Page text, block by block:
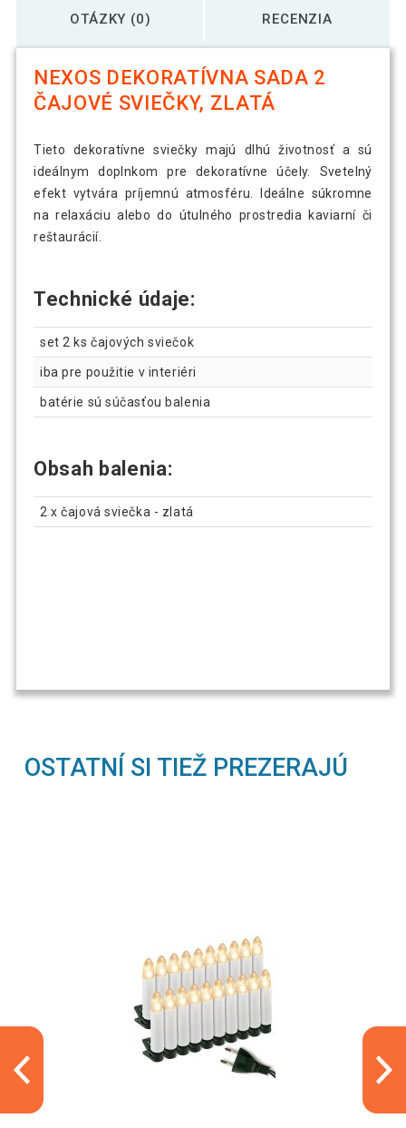
OTÁZKY (0) RECENZIA
NEXOS DEKORATÍVNA SADA 2
ČAJOVÉ SVIEČKY, ZLATÁ
Tieto dekoratívne sviečky majú dlhú životnosť a sú
ideálnym doplnkom pre dekoratívne účely. Svetelný
efekt vytvára príjemnú atmosféru. Ideálne súkromne
na relaxáciu alebo do útulného prostredia kaviarní či
reštaurácií.
Technické údaje:
set 2 ks čajových sviečok
iba pre použitie v interiéri
batérie sú súčasťou balenia
Obsah balenia:
2 x čajová sviečka - zlatá
OSTATNÍ SI TIEŽ PREZERAJÚ